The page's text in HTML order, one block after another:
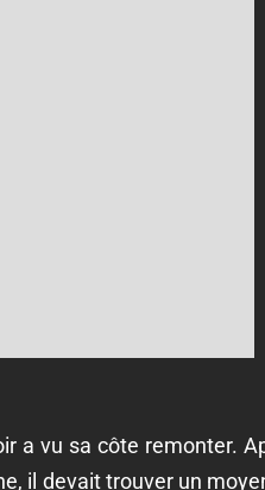
a vu sa côte remonter.
il devait trouver un